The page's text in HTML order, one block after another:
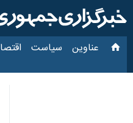
عناوین‌ سیاست اقتصاد